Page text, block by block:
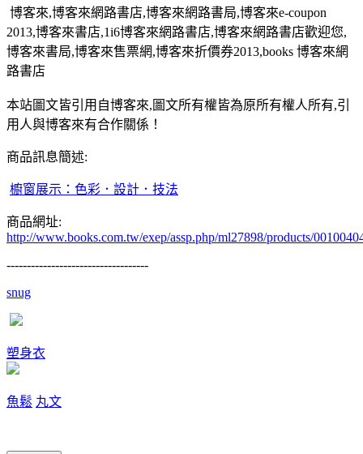
博客來,博客來網路書店,博客來網路書局,博客來e-coupon
2013,博客來書店,1i6博客來網路書店,博客來網路書店歡迎您,
博客來書局,博客來售票網,博客來折價券2013,books 博客來網
路書店
本站圖文皆引用自博客來,圖文所有權皆為原所有權人所有,引
用人與博客來有合作關係！
商品訊息簡述:
櫥窗展示：色彩．設計．技法
商品網址:
http://www.books.com.tw/exep/assp.php/ml27898/products/
-----------------------------------
snug
塑身衣
魚鬆 丸文